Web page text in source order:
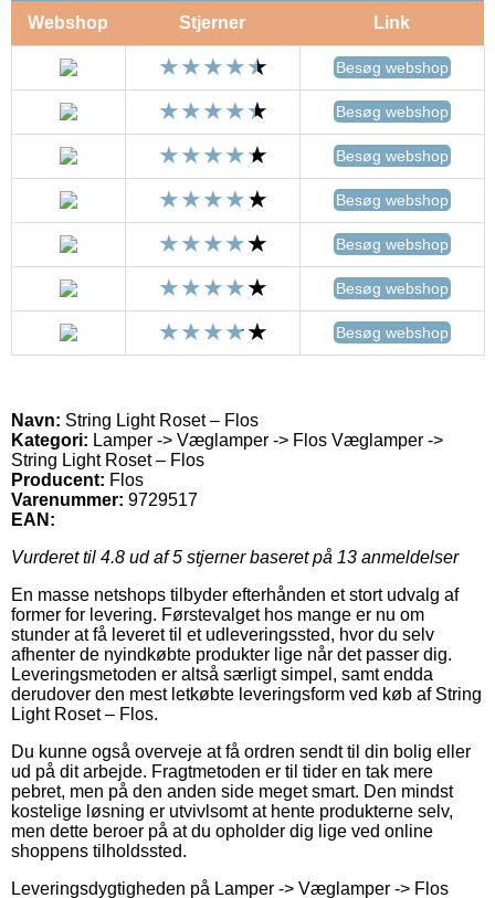
Webshop Stjerner Link
Besøg webshop
Besøg webshop
Besøg webshop
Besøg webshop
Besøg webshop
Besøg webshop
Besøg webshop
Navn: String Light Roset – Flos
Kategori: Lamper -> Væglamper -> Flos Væglamper ->
String Light Roset – Flos
Producent: Flos
Varenummer: 9729517
EAN:
Vurderet til 4.8 ud af 5 stjerner baseret på 13 anmeldelser
En masse netshops tilbyder efterhånden et stort udvalg af
former for levering. Førstevalget hos mange er nu om
stunder at få leveret til et udleveringssted, hvor du selv
afhenter de nyindkøbte produkter lige når det passer dig.
Leveringsmetoden er altså særligt simpel, samt endda
derudover den mest letkøbte leveringsform ved køb af String
Light Roset – Flos.
Du kunne også overveje at få ordren sendt til din bolig eller
ud på dit arbejde. Fragtmetoden er til tider en tak mere
pebret, men på den anden side meget smart. Den mindst
kostelige løsning er utvivlsomt at hente produkterne selv,
men dette beroer på at du opholder dig lige ved online
shoppens tilholdssted.
Leveringsdygtigheden på Lamper -> Væglamper -> Flos